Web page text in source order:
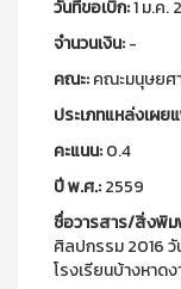
วันที่ขอเบิก:1 ม.ค.
จำนวนเงิน:-
คณะ:คณะมนุษยศ
ประเภทแหล่งเผย
คะแนน:0.4
ปี พ.ศ.:2559
ชื่อวารสาร/สิ่งพิ
ศิลปกรรม 2016
โรงเรียนบ้างหาดง